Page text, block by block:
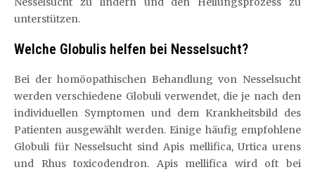
unterstützen.
Welche Globulis helfen bei Nesselsucht?
Bei der homöopathischen Behandlung von Nesselsucht
werden verschiedene Globuli verwendet, die je nach den
individuellen Symptomen und dem Krankheitsbild des
Patienten ausgewählt werden. Einige häufig empfohlene
Globuli für Nesselsucht sind Apis mellifica, Urtica urens
und Rhus toxicodendron. Apis mellifica wird oft bei